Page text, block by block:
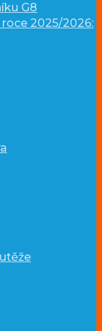
G8
2025/2026: